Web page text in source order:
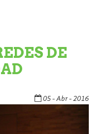
DE
05 - Abr - 2016